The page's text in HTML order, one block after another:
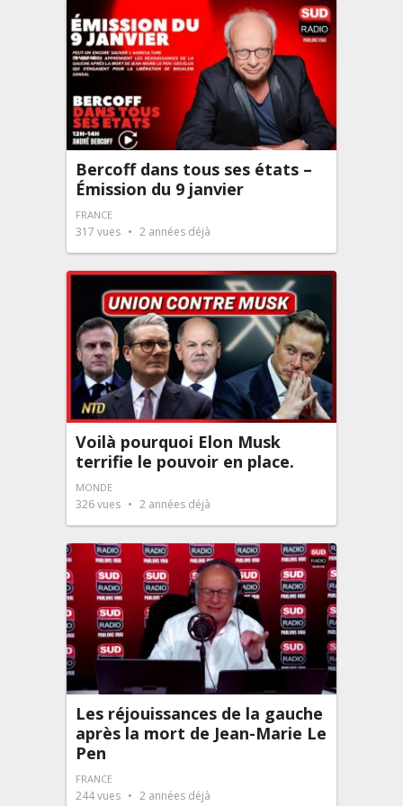
Bercoff dans tous ses états –
Émission du 9 janvier
FRANCE
317 vues 2 années déjà
Voilà pourquoi Elon Musk
terrifie le pouvoir en place.
MONDE
326vues 2 années déjà
Les réjouissances de la gauche
après la mort de Jean-Marie Le
Pen
FRANCE
244vues 2 années déjà